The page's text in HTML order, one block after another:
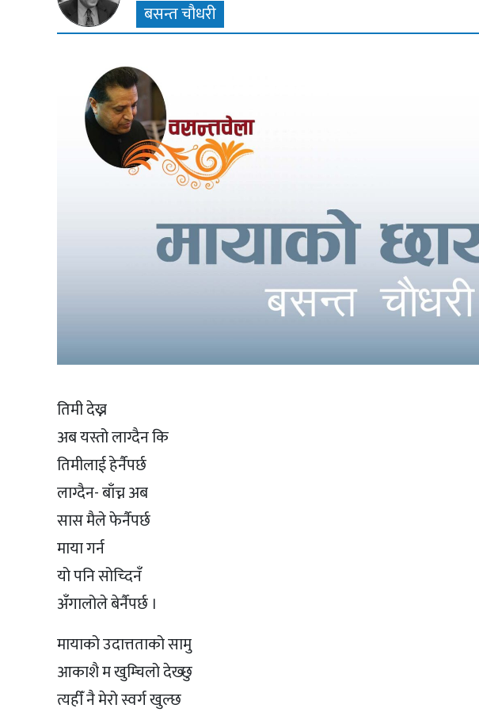
बसन्त चौधरी
तिमी देख्न
अब यस्तो लाग्दैन कि
तिमीलाई हेर्नैपर्छ
लाग्दैन- बाँच्न अब
सास मैले फेर्नैपर्छ
माया गर्न
यो पनि सोच्दिनँ
अँगालोले बेर्नैपर्छ ।
मायाको उदात्तताको सामु
आकाशै म खुम्चिलो देख्छु
त्यहीँ नै मेरो स्वर्ग खुल्छ